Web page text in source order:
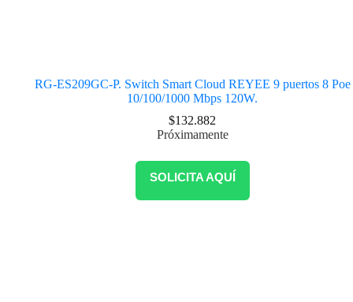
RG-ES209GC-P. Switch Smart Cloud REYEE 9 puertos 8 Poe
10/100/1000 Mbps 120W.
$132.882
Próximamente
SOLICITA AQUÍ